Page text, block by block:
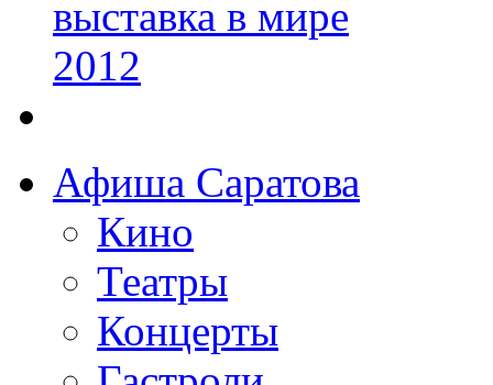
Афиша Саратова
Кино
Театры
Концерты